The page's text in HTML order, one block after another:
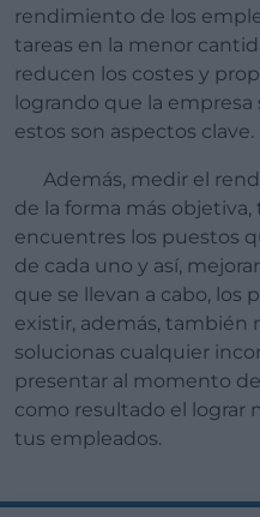
rendimiento de los
tareas en la menor
reducen los costes y
logrando que la empresa
estos son aspectos clave.
Además, medir el rendimiento de tus empleados
de la forma más
encuentres los puestos
de cada uno y así,
que se llevan a cabo, los
existir, además, también
solucionas cualquier
presentar al momento
como resultado el lograr
tus empleados.